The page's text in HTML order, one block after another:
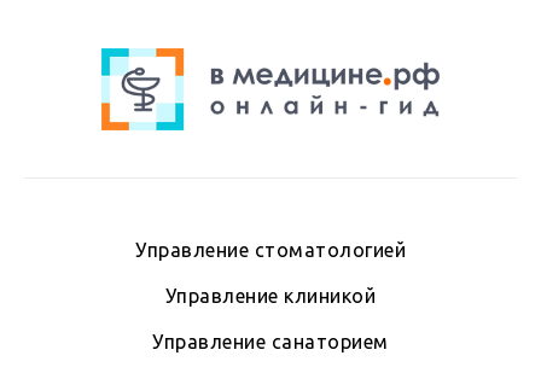
Управление стоматологией
Управление клиникой
Управление санаторием